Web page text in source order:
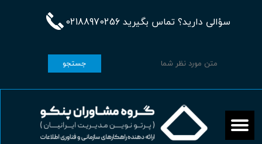
سؤالی دارید؟ تماس بگیرید 02188970256
جستجو